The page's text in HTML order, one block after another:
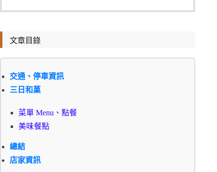
文章目錄
交通、停車資訊
三日和菓
菜單 Menu、點餐
美味餐點
總結
店家資訊